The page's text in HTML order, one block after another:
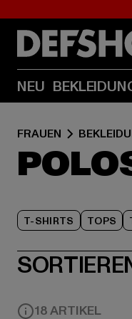
NEU
FRAUEN
T-SHIRTS TOPS
18 ARTIKEL